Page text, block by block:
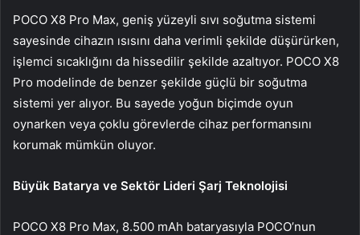
POCO X8 Pro Max, geniş yüzeyli sıvı soğutma sistemi
sayesinde cihazın ısısını daha verimli şekilde düşürürken,
işlemci sıcaklığını da hissedilir şekilde azaltıyor. POCO X8
Pro modelinde de benzer şekilde güçlü bir soğutma
sistemi yer alıyor. Bu sayede yoğun biçimde oyun
oynarken veya çoklu görevlerde cihaz performansını
korumak mümkün oluyor.
Büyük Batarya ve Sektör Lideri Şarj Teknolojisi
POCO X8 Pro Max, 8.500 mAh bataryasıyla POCO’nun